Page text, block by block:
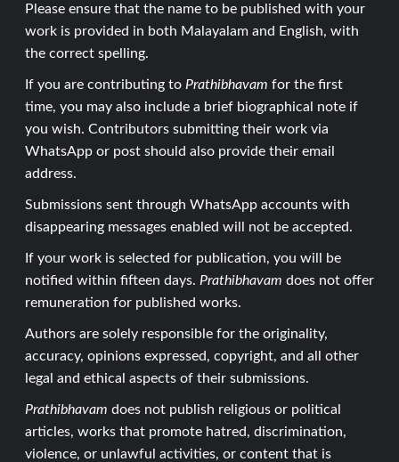
Please ensure that the name to be published with your
work is provided in both Malayalam and English, with
the correct spelling.
If you are contributing to Prathibhavam for the first
time, you may also include a brief biographical note if
you wish. Contributors submitting their work via
WhatsApp or post should also provide their email
address.
Submissions sent through WhatsApp accounts with
disappearing messages enabled will not be accepted.
If your work is selected for publication, you will be
notified within fifteen days. Prathibhavam does not offer
remuneration for published works.
Authors are solely responsible for the originality,
accuracy, opinions expressed, copyright, and all other
legal and ethical aspects of their submissions.
Prathibhavam does not publish religious or political
articles, works that promote hatred, discrimination,
violence, or unlawful activities, or content that is